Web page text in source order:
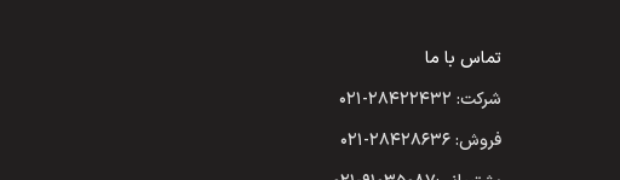
تماس با ما
شرکت: ۲۸۴۲۲۴۳۲-۰۲۱
فروش: ۲۸۴۲۸۶۳۶-۰۲۱